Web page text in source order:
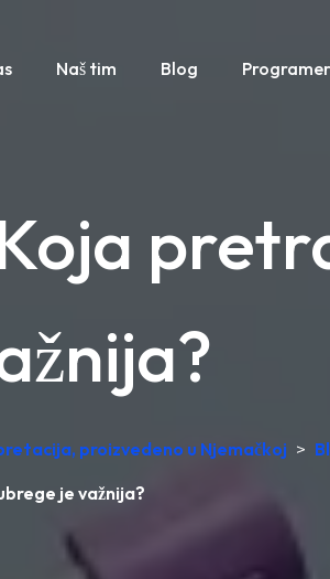
Naš tim Blog
proizvedeno u Njemačkoj >
je važnija?